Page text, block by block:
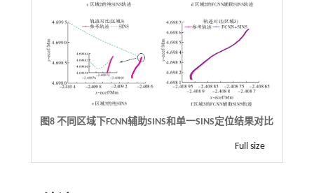
图8 不同区域下FCNN辅助SINS和单一SINS定位结果对比
Full size